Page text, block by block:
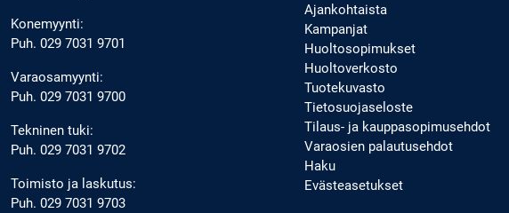
Konemyynti:
Puh. 029 7031 9701
Varaosamyynti:
Puh. 029 7031 9700
Tekninen tuki:
Puh. 029 7031 9702
Toimisto ja laskutus:
Puh. 029 7031 9703
Ajankohtaista
Kampanjat
Huoltosopimukset
Huoltoverkosto
Tuotekuvasto
Tietosuojaseloste
Tilaus- ja kauppasopimusehdot
Varaosien palautusehdot
Haku
Evästeasetukset